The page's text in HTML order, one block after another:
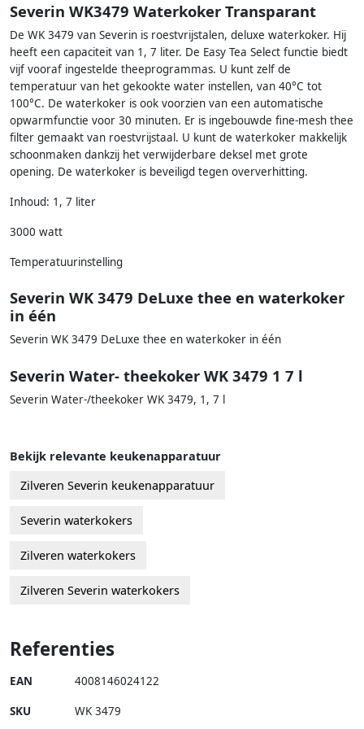
Severin WK3479 Waterkoker Transparant
De WK 3479 van Severin is roestvrijstalen, deluxe waterkoker. Hij
heeft een capaciteit van 1, 7 liter. De Easy Tea Select functie biedt
vijf vooraf ingestelde theeprogrammas. U kunt zelf de
temperatuur van het gekookte water instellen, van 40°C tot
100°C. De waterkoker is ook voorzien van een automatische
opwarmfunctie voor 30 minuten. Er is ingebouwde fine-mesh thee
filter gemaakt van roestvrijstaal. U kunt de waterkoker makkelijk
schoonmaken dankzij het verwijderbare deksel met grote
opening. De waterkoker is beveiligd tegen oververhitting.
Inhoud: 1, 7 liter
3000 watt
Temperatuurinstelling
Severin WK 3479 DeLuxe thee en waterkoker
in één
Severin WK 3479 DeLuxe thee en waterkoker in één
Severin Water- theekoker WK 3479 1 7 l
Severin Water-/theekoker WK 3479, 1, 7 l
Bekijk relevante keukenapparatuur
Zilveren Severin keukenapparatuur
Severin waterkokers
Zilveren waterkokers
Zilveren Severin waterkokers
Referenties
EAN 4008146024122
SKU WK 3479